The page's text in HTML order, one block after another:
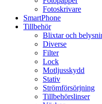
Fotoskrivare
SmartPhone
Tillbehör
Blixtar och
Diverse
Filter
Lock
Motljusskydd
Stativ
Strömförsörjning
Tillbehörslinser